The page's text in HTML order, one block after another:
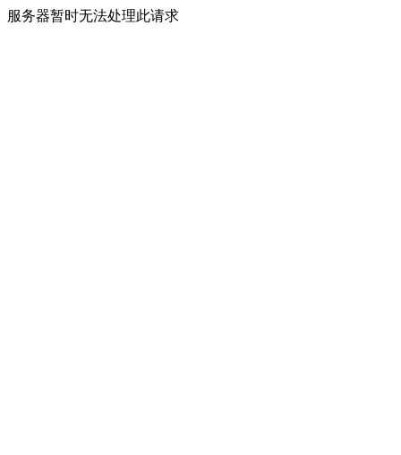
服务器暂时无法处理此请求